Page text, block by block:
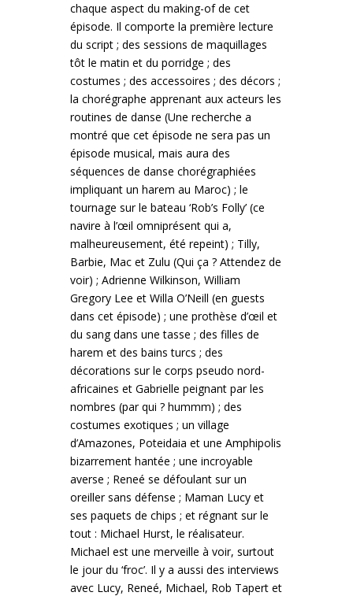
chaque aspect du making-of de cet
épisode. Il comporte la première lecture
du script ; des sessions de maquillages
tôt le matin et du porridge ; des
costumes ; des accessoires ; des décors ;
la chorégraphe apprenant aux acteurs les
routines de danse (Une recherche a
montré que cet épisode ne sera pas un
épisode musical, mais aura des
séquences de danse chorégraphiées
impliquant un harem au Maroc) ; le
tournage sur le bateau ‘Rob’s Folly’ (ce
navire à l’œil omniprésent qui a,
malheureusement, été repeint) ; Tilly,
Barbie, Mac et Zulu (Qui ça ? Attendez de
voir) ; Adrienne Wilkinson, William
Gregory Lee et Willa O’Neill (en guests
dans cet épisode) ; une prothèse d’œil et
du sang dans une tasse ; des filles de
harem et des bains turcs ; des
décorations sur le corps pseudo nord-
africaines et Gabrielle peignant par les
nombres (par qui ? hummm) ; des
costumes exotiques ; un village
d’Amazones, Poteidaia et une Amphipolis
bizarrement hantée ; une incroyable
averse ; Reneé se défoulant sur un
oreiller sans défense ; Maman Lucy et
ses paquets de chips ; et régnant sur le
tout : Michael Hurst, le réalisateur.
Michael est une merveille à voir, surtout
le jour du ‘froc’. Il y a aussi des interviews
avec Lucy, Reneé, Michael, Rob Tapert et